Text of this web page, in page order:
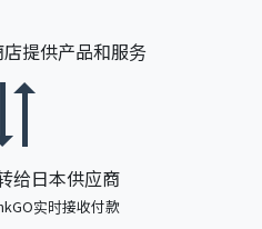
提供产品和服务
给日本供应商
实时接收付款